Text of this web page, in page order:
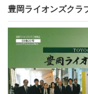
豊岡ライオンズクラ